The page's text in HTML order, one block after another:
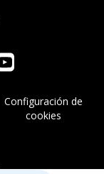
Configuración de
cookies